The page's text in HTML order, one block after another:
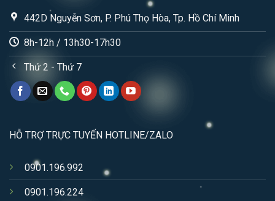
442D Nguyễn Sơn, P. Phú Thọ Hòa, Tp. Hồ Chí Minh
8h-12h / 13h30-17h30
Thứ 2 - Thứ 7
HỖ TRỢ TRỰC TUYẾN HOTLINE/ZALO
0901.196.992
0901.196.224